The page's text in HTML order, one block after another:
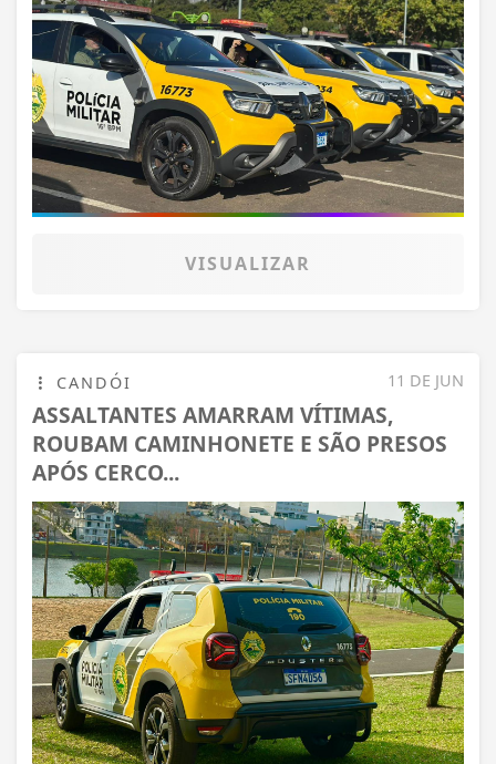
VISUALIZAR
11 DE JUN
CANDÓI
ASSALTANTES AMARRAM VÍTIMAS,
ROUBAM CAMINHONETE E SÃO PRESOS
APÓS CERCO...